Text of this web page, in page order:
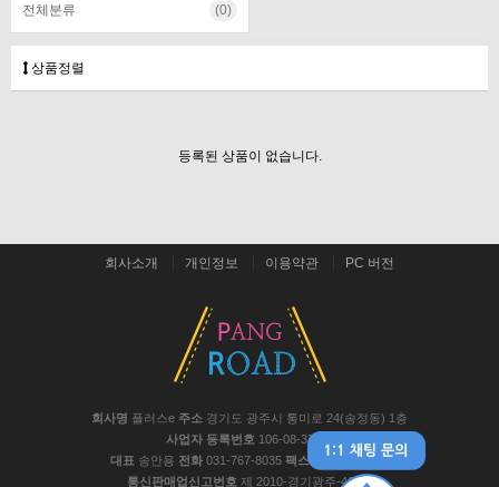
전체분류 (0)
상품정렬
등록된 상품이 없습니다.
회사소개 개인정보 이용약관 PC 버전
회사명 플러스e 주소 경기도 광주시 통미로 24(송정동) 1층
사업자 등록번호 106-08-37441
대표 송안용 전화 031-767-8035 팩스 031-767-8048
통신판매업신고번호 제 2010-경기광주-467호